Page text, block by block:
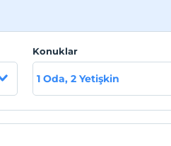
Konuklar
1 Oda, 2 Yetişkin